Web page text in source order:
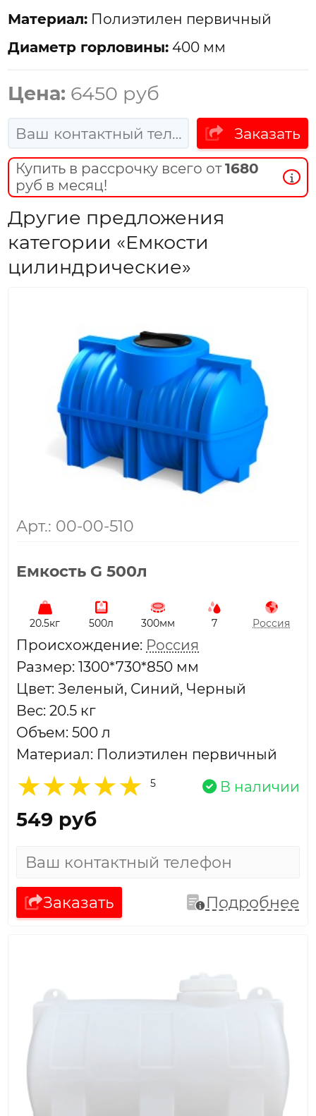
Материал: Полиэтилен первичный
Диаметр горловины: 400 мм
Цена: 6450 руб
Заказать
Купить в рассрочку всего от1680
руб в месяц!
Другие предложения
категории «Емкости
цилиндрические»
Арт.: 00-00-510
Емкость G 500л
20.5кг 500л 300мм 7 Россия
Проиcхождение: Россия
Размер: 1300*730*850 мм
Цвет: Зеленый, Синий, Черный
Вес: 20.5 кг
Объем: 500 л
Материал: Полиэтилен первичный
5 В наличии
549 руб
Заказать Подробнее